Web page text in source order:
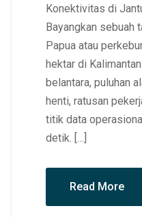
Konektivitas di
Bayangkan sebuah
Papua atau
hektar di
belantara, puluhan
henti, ratusan
titik data
detik. […]
Read More